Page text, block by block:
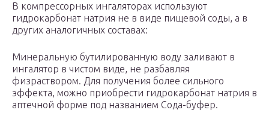
В компрессорных ингаляторах используют
гидрокарбонат натрия не в виде пищевой соды, а в
других аналогичных составах:
Минеральную бутилированную воду заливают в
ингалятор в чистом виде, не разбавляя
физраствором. Для получения более сильного
эффекта, можно приобрести гидрокарбонат натрия в
аптечной форме под названием Сода-буфер.